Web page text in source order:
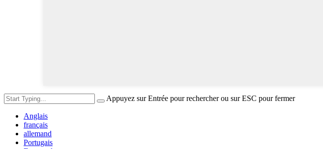
Appuyez sur Entrée pour rechercher ou sur ESC pour fermer
Anglais
français
allemand
Portugais